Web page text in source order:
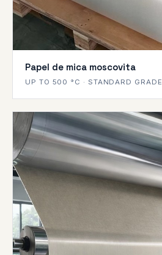
Papel de mica moscovita
UP TO 500 °C · STANDARD GRADE